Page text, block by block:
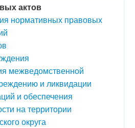
актов
нормативных правовых
межведомственной
и ликвидации
и обеспечения
на территории
округа